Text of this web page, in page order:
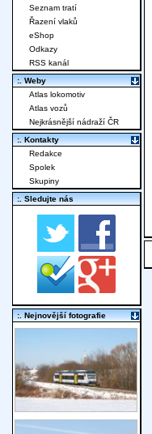
Seznam tratí
Řazení vlaků
eShop
Odkazy
RSS kanál
:. Weby
Atlas lokomotiv
Atlas vozů
Nejkrásnější nádraží ČR
:. Kontakty
Redakce
Spolek
Skupiny
:. Sledujte nás
:. Nejnovější fotografie